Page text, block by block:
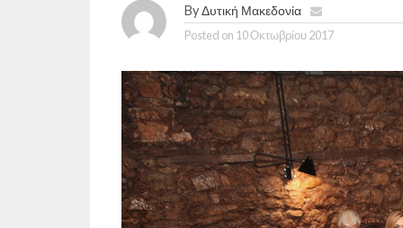
ByΔυτική Μακεδονία
Posted on 10 Οκτωβρίου 2017